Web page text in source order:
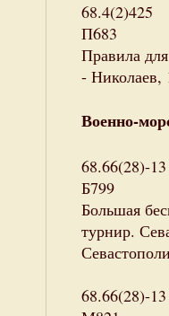
68.4(2)425
П683
Правила
- Николаев,
Военно-
68.66(28)-13
Б799
Большая
турнир.
68.66(28)-13